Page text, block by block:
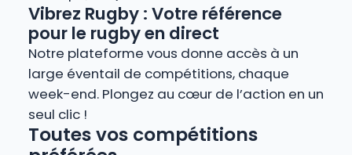
Vibrez Rugby : Votre référence
pour le rugby en direct
Notre plateforme vous donne accès à un
large éventail de compétitions, chaque
week-end. Plongez au cœur de l’action en un
seul clic !
Toutes vos compétitions